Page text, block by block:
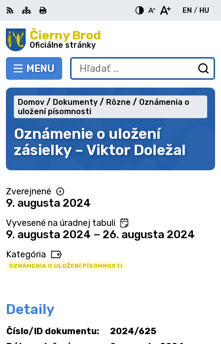
Preskočiť
na
obsah Čierny Brod
Oficiálne stránky
PREPNÚŤ
MENU
RSS MapaTlačiť
EN
English
/ HU
Hľadať:
Oznámenie o uložení
zásielky – Viktor Doležal
Domov Dokumenty Rôzne
Oznámenia o
uložení písomnosti
Zverejnené
9. augusta 2024
Vyvesené na úradnej tabuli
9. augusta 2024 − 26. augusta 2024
Kategória
OZNÁMENIA O ULOŽENÍ PÍSOMNOSTI
Detaily
Číslo/ID dokumentu:
2024/625